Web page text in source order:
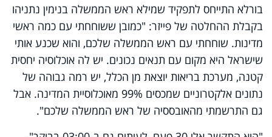
בורלא התייחס לתפקיד שמילא ראש הממשלה בנימין נתניהו
בקבלת ההחלטה של פייזר: "כמובן ששוחחתי עם כמה ראשי
מדינות. שוחחתי עם ראש הממשלה שלכם, והוא שכנע אותי
שישראל היא מקום עם תנאים נכונים. יש לה אוכלוסיה יחסית
קטנה, מערכת בריאות יוצאת מן הכלל, יש רמה גבוהה של
נתונים אלקטרוניים שמכסים 99% מאוכלוסיית המדינה. אבל
גם התרשמתי מהאובססיה של ראש הממשלה שלכם".